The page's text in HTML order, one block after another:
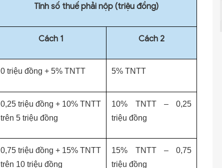
Tính số thuế phải nộp (triệu đồng)
Cách 1 Cách 2
0 triệu đồng + 5% TNTT 5% TNTT
0,25 triệu đồng + 10% TNTT
trên 5 triệu đồng
10% TNTT – 0,25
triệu đồng
0,75 triệu đồng + 15% TNTT
trên 10 triệu đồng
15% TNTT – 0,75
triệu đồng